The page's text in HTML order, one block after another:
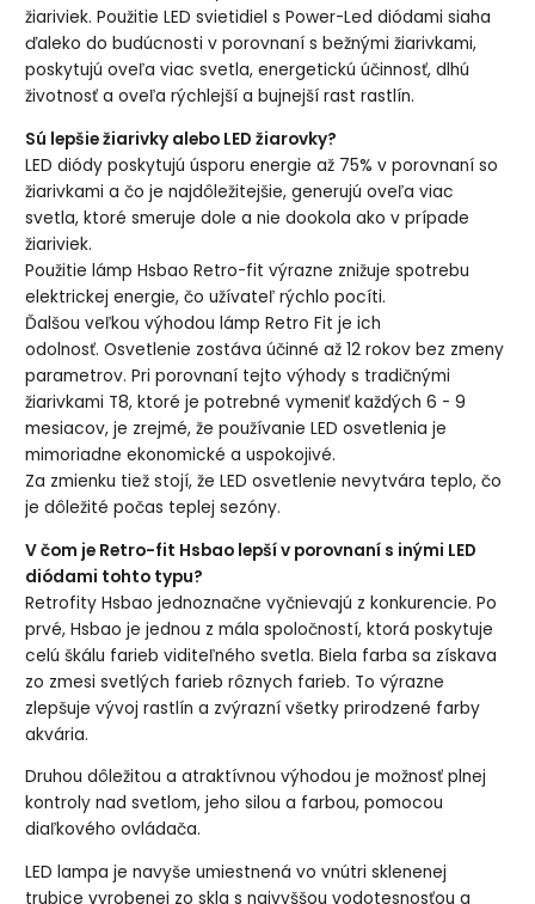
žiariviek. Použitie LED svietidiel s Power-Led diódami siaha
ďaleko do budúcnosti v porovnaní s bežnými žiarivkami,
poskytujú oveľa viac svetla, energetickú účinnosť, dlhú
životnosť a oveľa rýchlejší a bujnejší rast rastlín.
Sú lepšie žiarivky alebo LED žiarovky?
LED diódy poskytujú úsporu energie až 75% v porovnaní so
žiarivkami a čo je najdôležitejšie, generujú oveľa viac
svetla, ktoré smeruje dole a nie dookola ako v prípade
žiariviek.
Použitie lámp Hsbao Retro-fit výrazne znižuje spotrebu
elektrickej energie, čo užívateľ rýchlo pocíti.
Ďalšou veľkou výhodou lámp Retro Fit je ich
odolnosť. Osvetlenie zostáva účinné až 12 rokov bez zmeny
parametrov. Pri porovnaní tejto výhody s tradičnými
žiarivkami T8, ktoré je potrebné vymeniť každých 6 - 9
mesiacov, je zrejmé, že používanie LED osvetlenia je
mimoriadne ekonomické a uspokojivé.
Za zmienku tiež stojí, že LED osvetlenie nevytvára teplo, čo
je dôležité počas teplej sezóny.
V čom je Retro-fit Hsbao lepší v porovnaní s inými LED
diódami tohto typu?
Retrofity Hsbao jednoznačne vyčnievajú z konkurencie. Po
prvé, Hsbao je jednou z mála spoločností, ktorá poskytuje
celú škálu farieb viditeľného svetla. Biela farba sa získava
zo zmesi svetlých farieb rôznych farieb. To výrazne
zlepšuje vývoj rastlín a zvýrazní všetky prirodzené farby
akvária.
Druhou dôležitou a atraktívnou výhodou je možnosť plnej
kontroly nad svetlom, jeho silou a farbou, pomocou
diaľkového ovládača.
LED lampa je navyše umiestnená vo vnútri sklenenej
trubice vyrobenej zo skla s najvyššou vodotesnosťou a